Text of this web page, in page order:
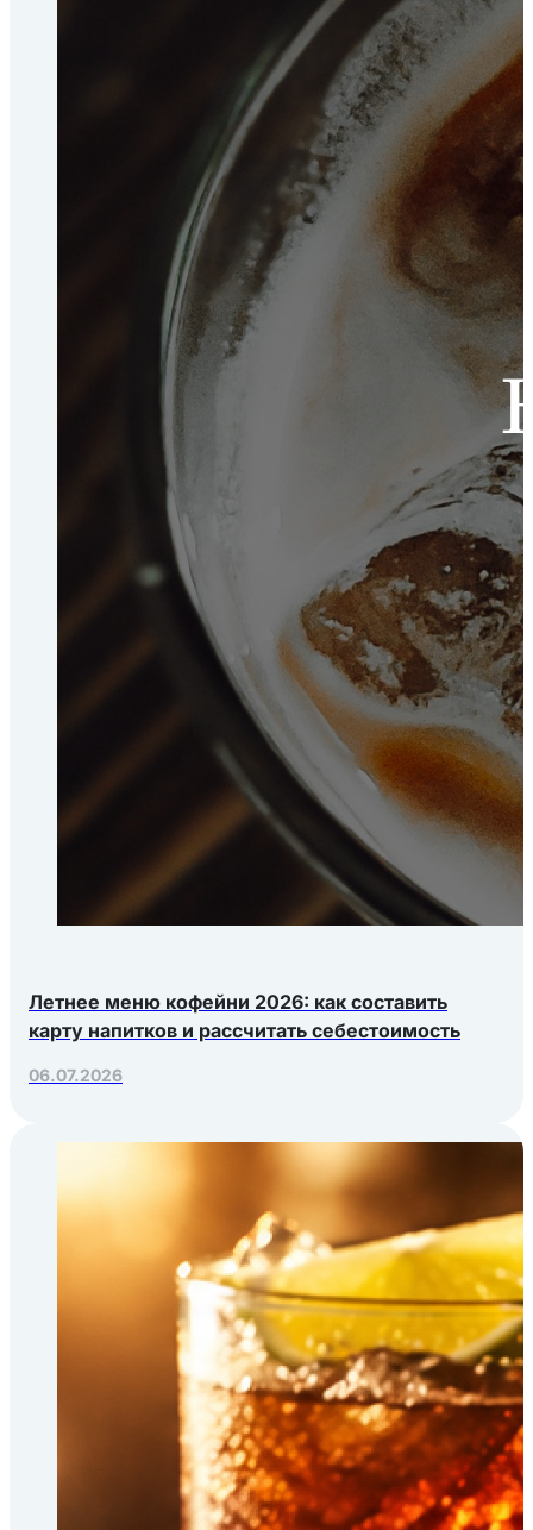
Летнее меню кофейни 2026: как составить
карту напитков и рассчитать себестоимость
06.07.2026